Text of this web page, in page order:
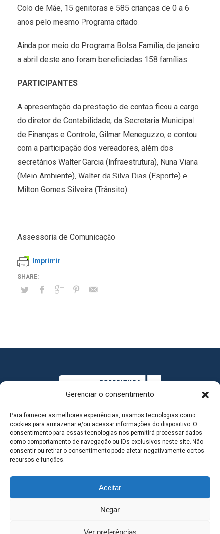
Gerenciar o consentimento
Para fornecer as melhores experiências, usamos tecnologias como
cookies para armazenar e/ou acessar informações do dispositivo. O
consentimento para essas tecnologias nos permitirá processar dados
como comportamento de navegação ou IDs exclusivos neste site. Não
consentir ou retirar o consentimento pode afetar negativamente certos
recursos e funções.
Aceitar
Negar
Ver preferências
Colo de Mãe, 15 genitoras e 585 crianças de 0 a 6
anos pelo mesmo Programa citado.
Ainda por meio do Programa Bolsa Família, de janeiro
a abril deste ano foram beneficiadas 158 famílias.
PARTICIPANTES
A apresentação da prestação de contas ficou a cargo
do diretor de Contabilidade, da Secretaria Municipal
de Finanças e Controle, Gilmar Meneguzzo, e contou
com a participação dos vereadores, além dos
secretários Walter Garcia (Infraestrutura), Nuna Viana
(Meio Ambiente), Walter da Silva Dias (Esporte) e
Milton Gomes Silveira (Trânsito).
Assessoria de Comunicação
Imprimir
MAPA DO SITE
SEDE DO ADMINISTRATIVO MUNICIPAL - Avenida